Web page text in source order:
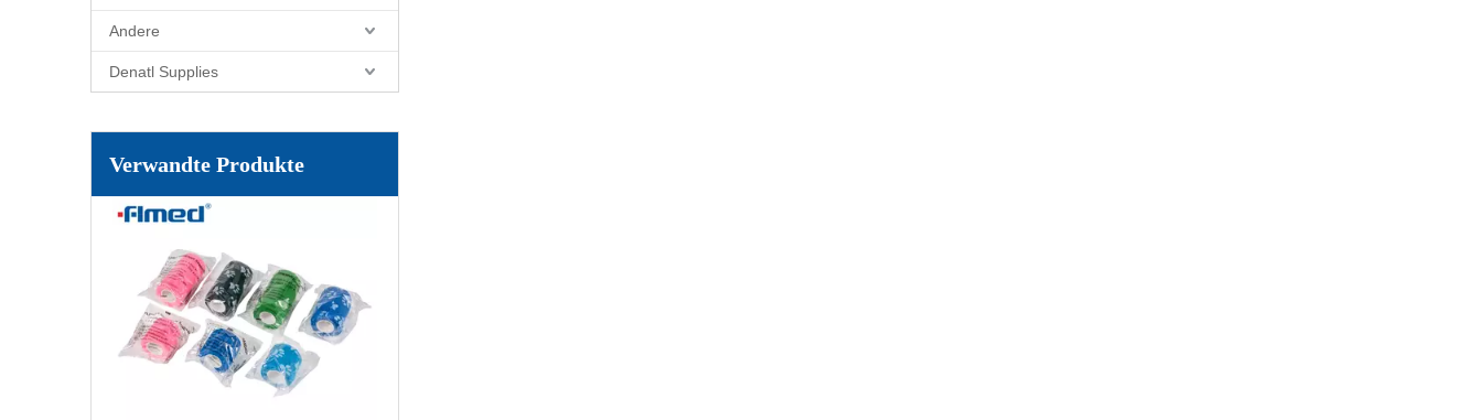
Andere
Denatl Supplies
Verwandte Produkte